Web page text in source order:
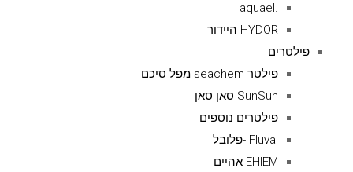
.aquael
HYDOR היידור
פילטרים
פילטר seachem מפל סיכם
SunSun סאן סאן
פילטרים נוספים
Fluval -פלובל
EHIEM אהיים